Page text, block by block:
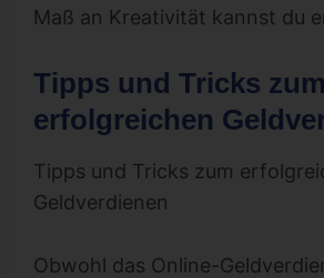
Maß an Kreativität kannst du
Tipps und Tricks zum
erfolgreichen
Tipps und Tricks zum
Geldverdienen
Obwohl das Online-